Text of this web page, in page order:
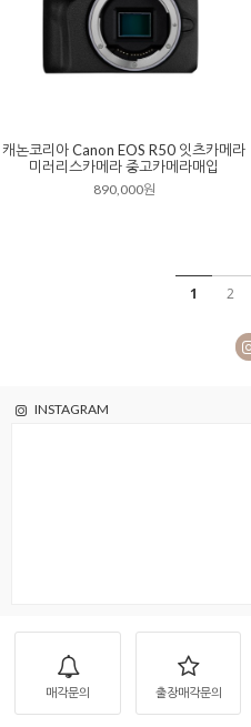
캐논코리아 Canon EOS R50 잇츠카메라
미러리스카메라 중고카메라매입
890,000원
1 2
INSTAGRAM
매각문의 출장매각문의